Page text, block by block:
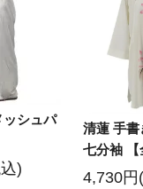
ッシュパ
)
清蓮 手
七分袖 【
4,730円